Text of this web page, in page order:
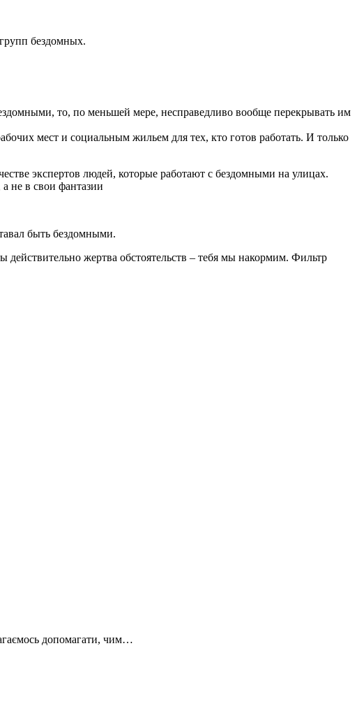
бездомных.
то, по меньшей мере, несправедливо вообще перекрывать им
мест и социальным жильем для тех, кто готов работать. И только
экспертов людей, которые работают с бездомными на улицах.
не в свои фантазии
быть бездомными.
жертва обстоятельств – тебя мы накормим. Фильтр
допомагати, чим…